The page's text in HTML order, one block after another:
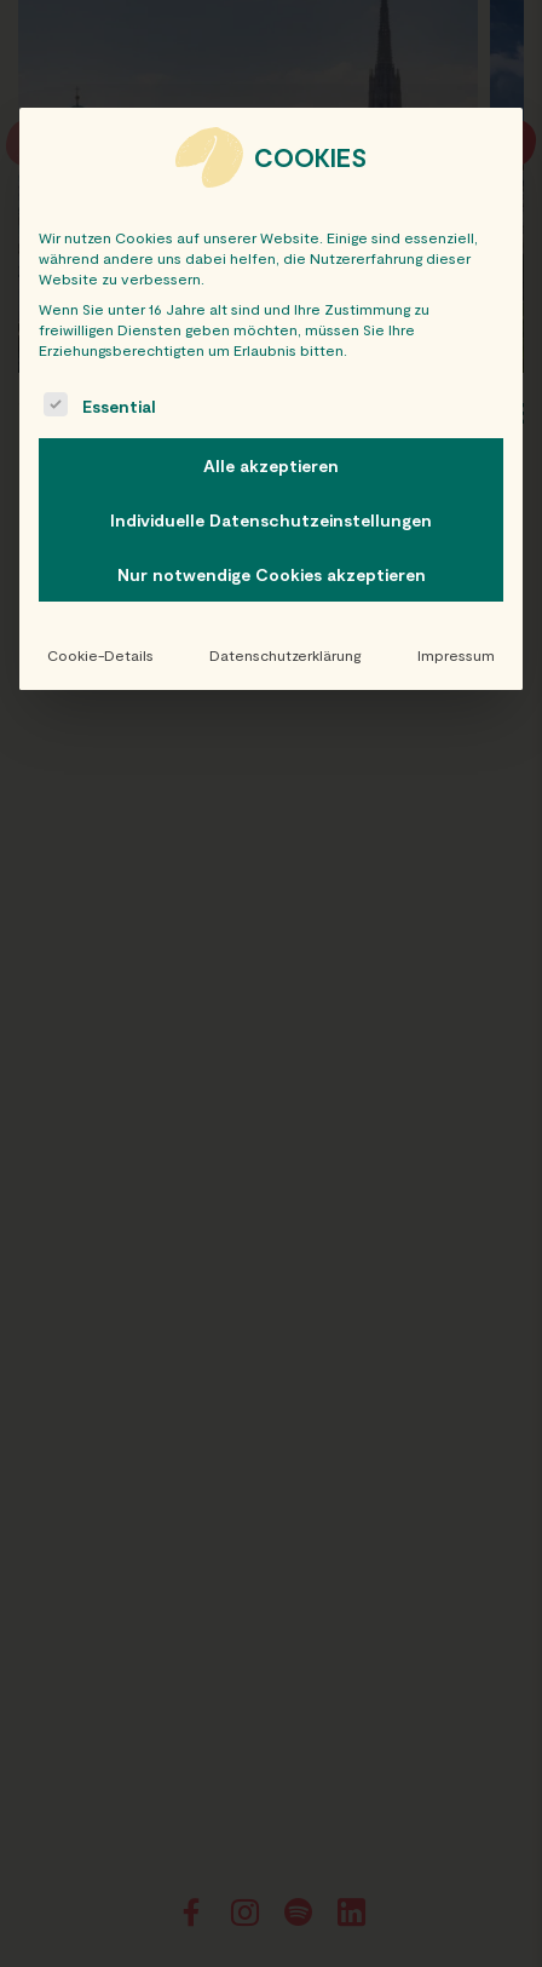
WIEN
Folge uns auf Instagram!
COOKIES
Wir nutzen Cookies auf unserer Website. Einige sind essenziell,
während andere uns dabei helfen, die Nutzererfahrung dieser
Website zu verbessern.
Wenn Sie unter 16 Jahre alt sind und Ihre Zustimmung zu
freiwilligen Diensten geben möchten, müssen Sie Ihre
Erziehungsberechtigten um Erlaubnis bitten.
The following is a list of service groups for which consent
Essential
Alle akzeptieren
Individuelle Datenschutzeinstellungen
Nur notwendige Cookies akzeptieren
Cookie-Details Datenschutzerklärung Impressum